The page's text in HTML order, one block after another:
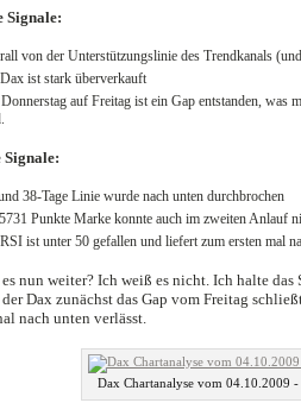
Signale:
von der Unterstützungslinie des Trendkanals
ist stark überverkauft
auf Freitag ist ein Gap entstanden, was
Signale:
38-Tage Linie wurde nach unten durchbrochen
Punkte Marke konnte auch im zweiten Anlauf
ist unter 50 gefallen und liefert zum ersten mal
nun weiter? Ich weiß es nicht. Ich halte
Dax zunächst das Gap vom Freitag
nach unten verlässt.
Dax Chartanalyse vom 04.10.2009